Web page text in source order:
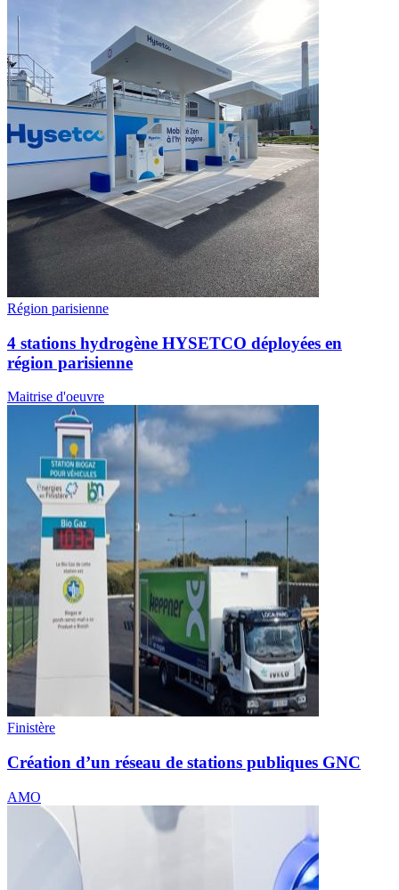
Région parisienne
4 stations hydrogène HYSETCO déployées en
région parisienne
Maitrise d'oeuvre
Finistère
Création d’un réseau de stations publiques GNC
AMO